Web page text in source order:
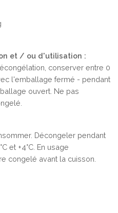
et / ou d'utilisation :
conserver entre 0
l'emballage fermé - pendant
ouvert. Ne pas
Décongeler pendant
et +4°C. En usage
congelé avant la cuisson.